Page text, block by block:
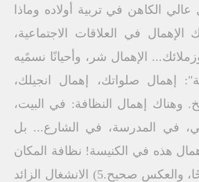
الكاهن في تربية أولاده وماذا
الإهمال في العلاقات الاجتماعية،
الإهمال شر، وأحيانًا نسمًيه
إهمال صلواتك، إهمال انجيلك،
وهناك إهمال النظافة: في البيت،
في المدرسة، في الشارع... بل
هذه في الكنيسة! نظافة المكان
تجعل الإنسان مرتاحًا، والعكس صحيح.5) الانشغال الزائد